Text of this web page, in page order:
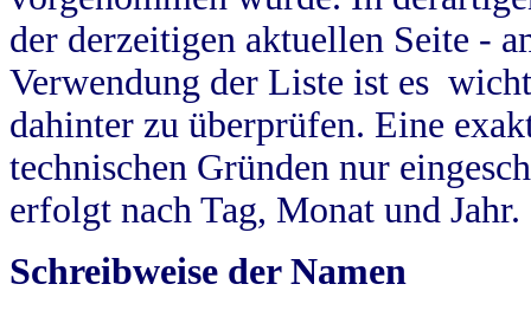
der derzeitigen aktuellen Seite -
Verwendung der Liste ist es
dahinter zu überprüfen. Eine
technischen Gründen nur
erfolgt nach Tag, Monat und Jahr.
Schreibweise der Namen